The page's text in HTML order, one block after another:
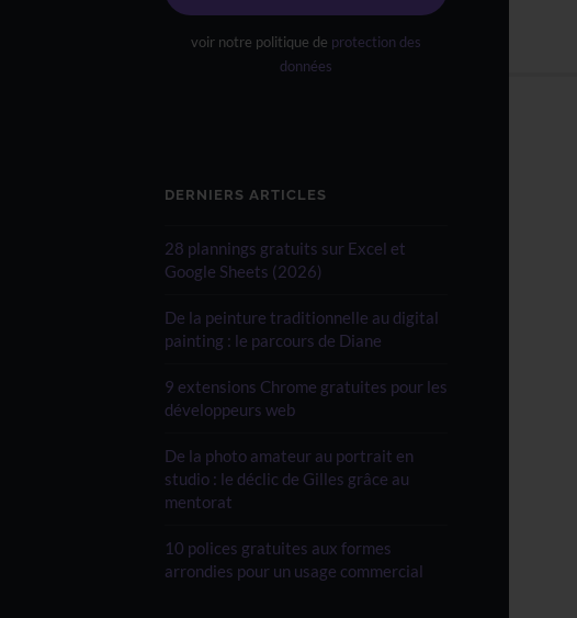
voir notre politique de protection des
données
DERNIERS ARTICLES
28 plannings gratuits sur Excel et
Google Sheets (2026)
De la peinture traditionnelle au digital
painting : le parcours de Diane
9 extensions Chrome gratuites pour les
développeurs web
De la photo amateur au portrait en
studio : le déclic de Gilles grâce au
mentorat
10 polices gratuites aux formes
arrondies pour un usage commercial